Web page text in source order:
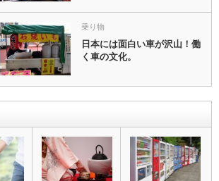
乗り物
日本には面白い車が沢山！働
く車の文化。